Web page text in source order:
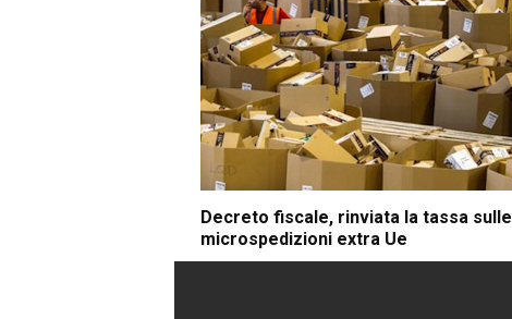
Decreto fiscale, rinviata la tassa sulle
microspedizioni extra Ue